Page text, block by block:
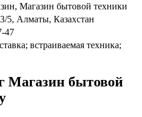
Магазин бытовой техники
5, Алматы, Казахстан
47
встраиваемая техника;
Магазин бытовой